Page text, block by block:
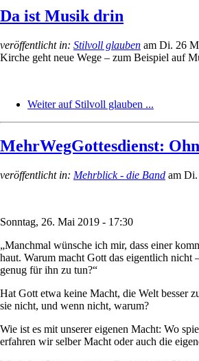
Da ist Musik drin
veröffentlicht in: Stilvoll glauben am Di. 26
Kirche geht neue Wege – zum Beispiel auf
Weiter auf Stilvoll glauben ...
MehrWegGottesdienst:
veröffentlicht in: Mehrblick - die Band am Di.
Sonntag, 26. Mai 2019 - 17:30
„Manchmal wünsche ich mir, dass einer
haut. Warum macht Gott das eigentlich nicht
genug für ihn zu tun?“
Hat Gott etwa keine Macht, die Welt besser
sie nicht, und wenn nicht, warum?
Wie ist es mit unserer eigenen Macht: Wo
erfahren wir selber Macht oder auch die